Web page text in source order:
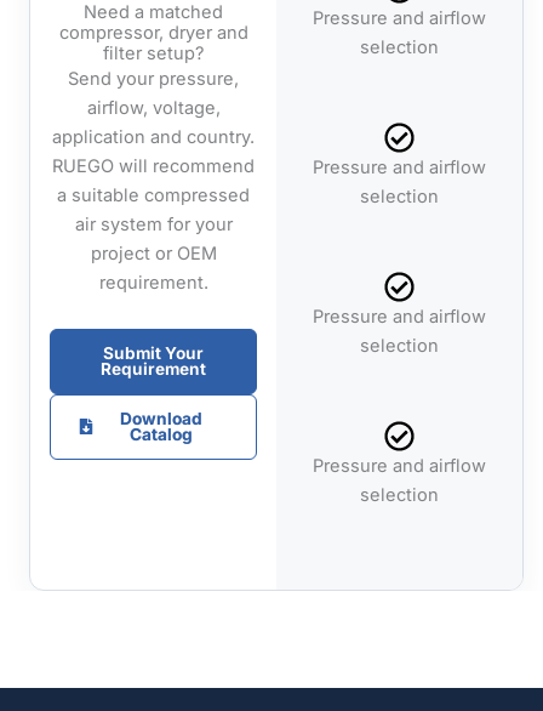
Need a matched
compressor, dryer and
filter setup?
Send your pressure,
airflow, voltage,
application and country.
RUEGO will recommend
a suitable compressed
air system for your
project or OEM
requirement.
Submit Your
Requirement
Download
Catalog
Pressure and airflow
selection
Pressure and airflow
selection
Pressure and airflow
selection
Pressure and airflow
selection